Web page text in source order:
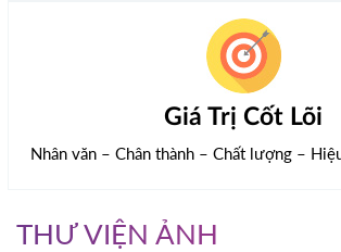
Giá Trị Cốt Lõi
Nhân văn – Chân thành – Chất lượng –
THƯ VIỆN ẢNH